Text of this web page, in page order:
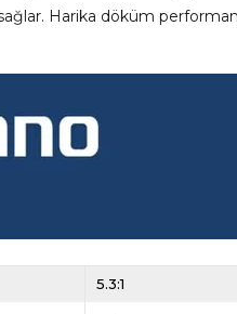
Harika döküm
5.3:1